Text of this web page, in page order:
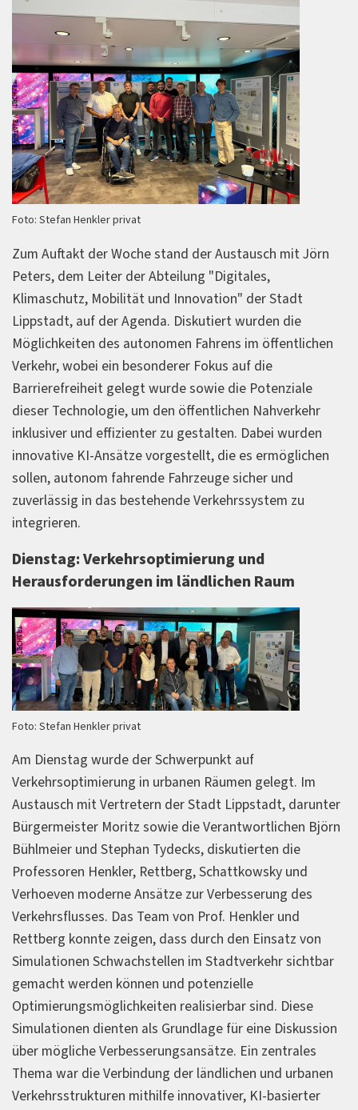
Foto: Stefan Henkler privat
Zum Auftakt der Woche stand der Austausch mit Jörn
Peters, dem Leiter der Abteilung "Digitales,
Klimaschutz, Mobilität und Innovation" der Stadt
Lippstadt, auf der Agenda. Diskutiert wurden die
Möglichkeiten des autonomen Fahrens im öffentlichen
Verkehr, wobei ein besonderer Fokus auf die
Barrierefreiheit gelegt wurde sowie die Potenziale
dieser Technologie, um den öffentlichen Nahverkehr
inklusiver und effizienter zu gestalten. Dabei wurden
innovative KI-Ansätze vorgestellt, die es ermöglichen
sollen, autonom fahrende Fahrzeuge sicher und
zuverlässig in das bestehende Verkehrssystem zu
integrieren.
Dienstag: Verkehrsoptimierung und
Herausforderungen im ländlichen Raum
Foto: Stefan Henkler privat
Am Dienstag wurde der Schwerpunkt auf
Verkehrsoptimierung in urbanen Räumen gelegt. Im
Austausch mit Vertretern der Stadt Lippstadt, darunter
Bürgermeister Moritz sowie die Verantwortlichen Björn
Bühlmeier und Stephan Tydecks, diskutierten die
Professoren Henkler, Rettberg, Schattkowsky und
Verhoeven moderne Ansätze zur Verbesserung des
Verkehrsflusses. Das Team von Prof. Henkler und
Rettberg konnte zeigen, dass durch den Einsatz von
Simulationen Schwachstellen im Stadtverkehr sichtbar
gemacht werden können und potenzielle
Optimierungsmöglichkeiten realisierbar sind. Diese
Simulationen dienten als Grundlage für eine Diskussion
über mögliche Verbesserungsansätze. Ein zentrales
Thema war die Verbindung der ländlichen und urbanen
Verkehrsstrukturen mithilfe innovativer, KI-basierter